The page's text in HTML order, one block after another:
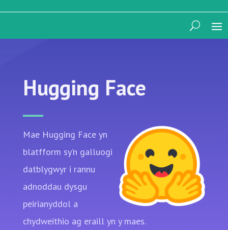
Hugging Face
Mae Hugging Face yn
blatfform sy’n galluogi
datblygwyr i rannu
adnoddau dysgu
peirianyddol a
chydweithio ag eraill yn y maes.